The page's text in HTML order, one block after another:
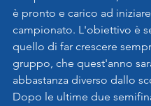
è pronto e carico ad
campionato. L'obiettivo è
quello di far crescere
gruppo, che quest'anno
abbastanza diverso dallo
Dopo le ultime due